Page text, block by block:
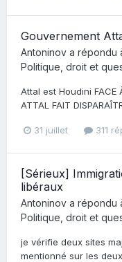
Gouvernement
Antoninov a répondu
Politique, droit et
Attal est Houdini FACE
ATTAL FAIT
31 juillet 311
[Sérieux]
libéraux
Antoninov a répondu
Politique, droit et
je vérifie deux sites
mentionné sur les